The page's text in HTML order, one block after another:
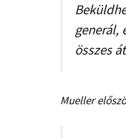
generál,
összes
Mueller